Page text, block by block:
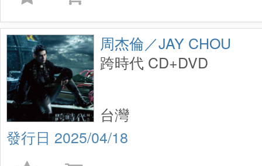
周杰倫／JAY CHOU
跨時代 CD+DVD
2025/04/18
台灣